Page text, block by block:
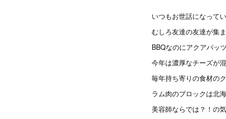
いつもお世話になって
むしろ友達の友達が集
BBQなのにアクアパッ
今年は濃厚なチーズが
毎年持ち寄りの食材の
ラム肉のブロックは北
美容師ならでは？！の